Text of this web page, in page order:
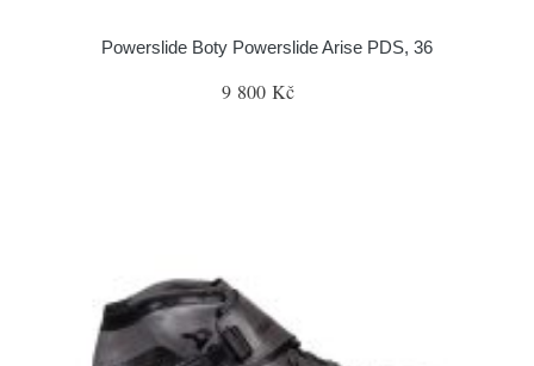
Powerslide Boty Powerslide Arise PDS, 36
9 800 Kč